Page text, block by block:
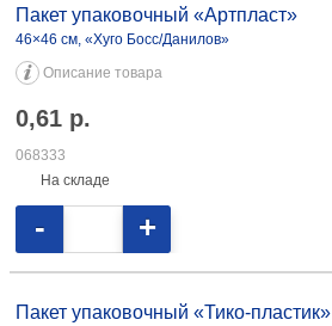
Пакет упаковочный «Артпласт»
46×46 см, «Хуго Босс/Данилов»
Описание товара
0,61 р.
068333
На складе
- +
Пакет упаковочный «Тико-пластик»